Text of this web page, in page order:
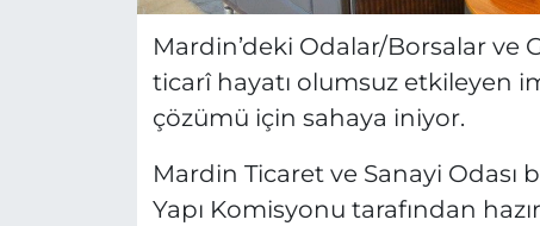
Mardin’deki Odalar/Borsalar ve
ticarî hayatı olumsuz etkileyen
çözümü için sahaya iniyor.
Mardin Ticaret ve Sanayi
Yapı Komisyonu tarafından